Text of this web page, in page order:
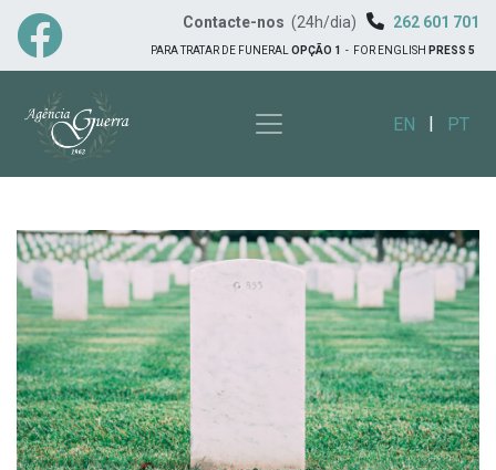
Contacte-nos (24h/dia) 262 601 701
PARA TRATAR DE FUNERAL OPÇÃO 1 - FOR ENGLISH PRESS 5
EN | PT